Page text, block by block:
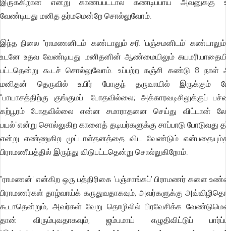
இருக்கிறான் என்று காணப்பட்டால் கண்டிப்பாய் அவனுக்கு
வேண்டியது மனித தர்மமென்றே சொல்லுவோம்.
இந்த நிலை "ராமணனிடம்' கண்டாலும் சரி 'பஞ்சமனிடம்' கண்டாலும்
உடனே உதவ வேண்டியது மனிதனின் ஆண்மையிலும்
பட்டதென்று கூடச் சொல்லுவோம். உப்பற்ற கஞ்சி கண்டு 8
மனிதன் தெருவில் உயிர் போகுந் தருவாயில் இருக்கும்
"பாயாசத்திற்கு குங்குமப்" போதவில்லை; அக்காரவடிசிலுக்குப்
கற்பூரம் போதவில்லை என்ன சமாராதனை செய்து விட்டான்
பயல்"என்று சொல்லுகிற காளைத் தடியர்களுக்கு சாப்பாடு போடுவது
என்று எண்ணுகிற முட்டாள்தனத்தை விட வேண்டும்
பிராமணீயத்தில் இருந்து விடுபட்டதென்று சொல்லுகிறோம்.
"ராமணன்' என்கிற ஒரு பத்திரிகை 'பஞ்சாங்கப்' பிராமணர் களை
பிராமணர்கள் தாழ்வாய்க் கருதுவதாகவும், அவர்களுக்கு
கூடாதென்றும், அவர்கள் வேறு தொழிலில் பிரவேசிக்க
தான் விரும்புவதாகவும், ஜம்பமாய் எழுதிவிட்டுப்